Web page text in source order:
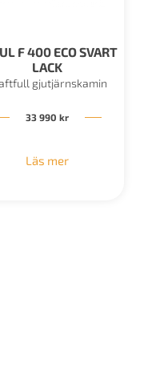
32 990 kr till 37 990 kr
F 400 ECO SVART
LACK
gjutjärnskamin
33 990 kr
Läs mer